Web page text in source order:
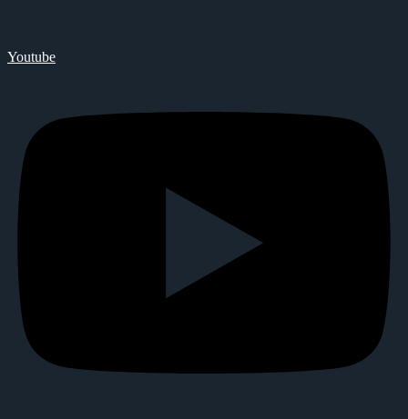
Youtube